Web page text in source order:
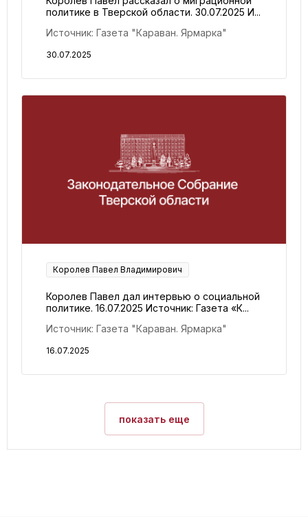
политике в Тверской области. 30.07.2025 И...
Источник: Газета "Караван. Ярмарка"
30.07.2025
Королев Павел Владимирович
Королев Павел дал интервью о социальной
политике. 16.07.2025 Источник: Газета «К...
Источник: Газета "Караван. Ярмарка"
16.07.2025
показать еще